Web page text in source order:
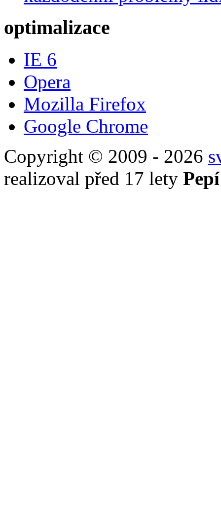
optimalizace
IE 6
Opera
Mozilla Firefox
Google Chrome
Copyright © 2009 - 2026
realizoval před 17 lety